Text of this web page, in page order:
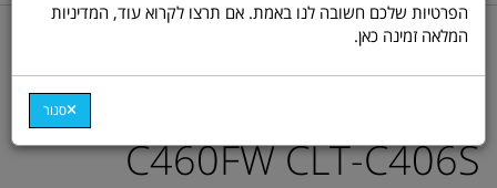
דף בית מתכלים (טונרים ודיו) טונר צבע תואם
טונר כחול תואם Samsung
CLX-3305 CLP-365 SL-
C460FW CLT-C406S
הפרטיות שלכם חשובה לנו באמת. אם תרצו לקרוא עוד, המדיניות
המלאה זמינה כאן.
סגור